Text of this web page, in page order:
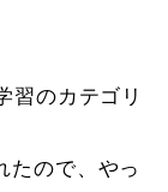
習のカテゴリ
たので、やっ